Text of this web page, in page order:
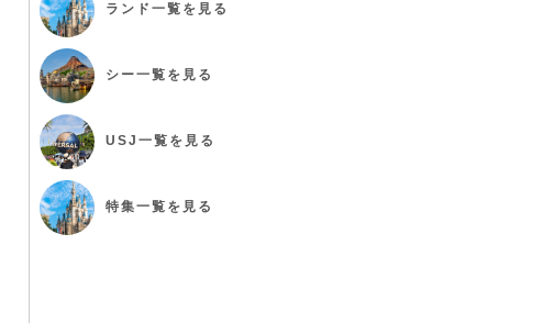
ランド 一覧を見る
シー一覧を見る
USJ 一覧を見る
特集一覧を見る